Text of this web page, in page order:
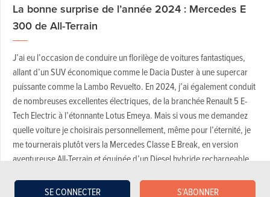
SE CONNECTER S'ABONNER
La bonne surprise de l’année 2024 : Mercedes E
300 de All-Terrain
J’ai eu l’occasion de conduire un florilège de voitures fantastiques,
allant d’un SUV économique comme le Dacia Duster à une supercar
puissante comme la Lambo Revuelto. En 2024, j’ai également conduit
de nombreuses excellentes électriques, de la branchée Renault 5 E-
Tech Electric à l’étonnante Lotus Emeya. Mais si vous me demandez
quelle voiture je choisirais personnellement, même pour l’éternité, je
me tournerais plutôt vers la Mercedes Classe E Break, en version
aventureuse All-Terrain et équipée d’un Diesel hybride rechargeable.